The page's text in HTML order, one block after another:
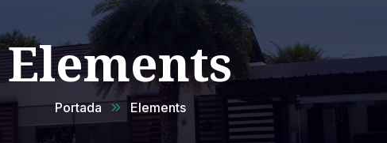
Elements
Portada Elements